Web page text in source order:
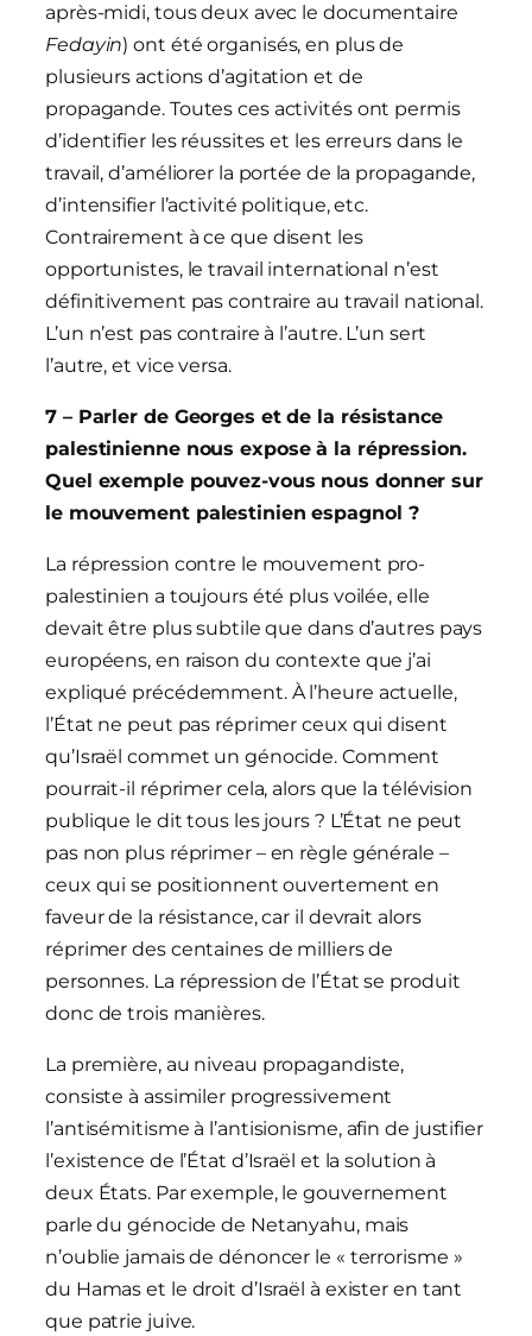
après-midi, tous deux avec le documentaire
Fedayin) ont été organisés, en plus de
plusieurs actions d’agitation et de
propagande. Toutes ces activités ont permis
d’identifier les réussites et les erreurs dans le
travail, d’améliorer la portée de la propagande,
d’intensifier l’activité politique, etc.
Contrairement à ce que disent les
opportunistes, le travail international n’est
définitivement pas contraire au travail national.
L’un n’est pas contraire à l’autre. L’un sert
l’autre, et vice versa.
7 – Parler de Georges et de la résistance
palestinienne nous expose à la répression.
Quel exemple pouvez-vous nous donner sur
le mouvement palestinien espagnol ?
La répression contre le mouvement pro-
palestinien a toujours été plus voilée, elle
devait être plus subtile que dans d’autres pays
européens, en raison du contexte que j’ai
expliqué précédemment. À l’heure actuelle,
l’État ne peut pas réprimer ceux qui disent
qu’Israël commet un génocide. Comment
pourrait-il réprimer cela, alors que la télévision
publique le dit tous les jours ? L’État ne peut
pas non plus réprimer – en règle générale –
ceux qui se positionnent ouvertement en
faveur de la résistance, car il devrait alors
réprimer des centaines de milliers de
personnes. La répression de l’État se produit
donc de trois manières.
La première, au niveau propagandiste,
consiste à assimiler progressivement
l’antisémitisme à l’antisionisme, afin de justifier
l’existence de l’État d’Israël et la solution à
deux États. Par exemple, le gouvernement
parle du génocide de Netanyahu, mais
n’oublie jamais de dénoncer le « terrorisme »
du Hamas et le droit d’Israël à exister en tant
que patrie juive.